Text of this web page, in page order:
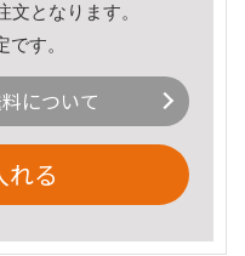
文となります。
す。
について
れる